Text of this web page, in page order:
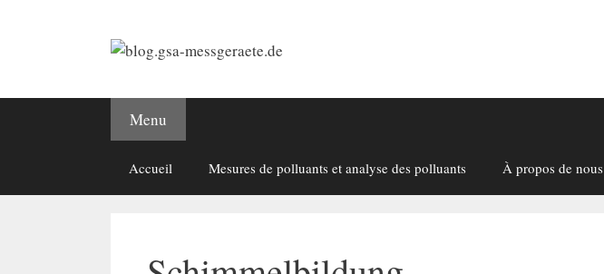
Menu
Accueil Mesures de polluants et analyse des polluants À propos de nous